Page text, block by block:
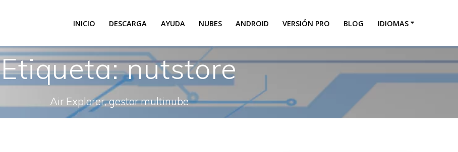
INICIO DESCARGA AYUDA NUBES ANDROID VERSIÓN PRO BLOG IDIOMAS
Etiqueta:nutstore
Air Explorer, gestor multinube